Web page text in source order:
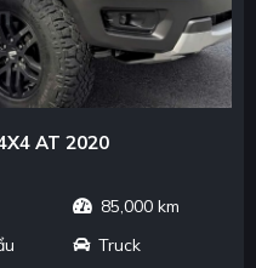
AT 2020
85,000 km
Truck